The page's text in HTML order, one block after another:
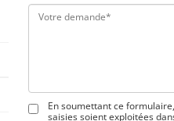
En soumettant ce
saisies soient exploitées